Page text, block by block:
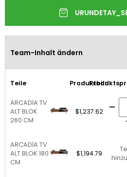
Team-Inhalt ändern
Teile Produktbild
ARCADİA TV
ALT BLOK
260 CM
$1,237.62
ARCADİA TV
ALT BLOK 180
CM
$1,194.79